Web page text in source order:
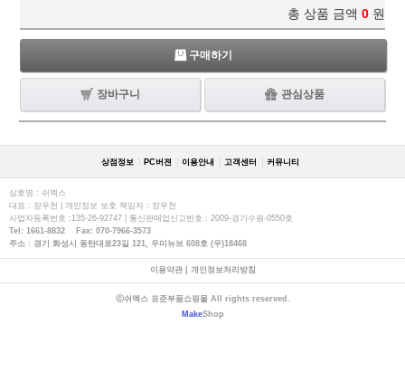
총 상품 금액 0 원
구매하기
장바구니 관심상품
상점정보 PC버젼 이용안내 고객센터 커뮤니티
상호명 : 쉬멕스
대표 : 장우천 | 개인정보 보호 책임자 : 장우천
사업자등록번호 :135-26-92747 | 통신판매업신고번호 : 2009-경기수원-0550호
Tel: 1661-8832 Fax: 070-7966-3573
주소 : 경기 화성시 동탄대로23길 121, 우미뉴브 608호 (우)18468
이용약관| 개인정보처리방침
ⓒ쉬멕스 표준부품쇼핑몰 All rights reserved.
MakeShop